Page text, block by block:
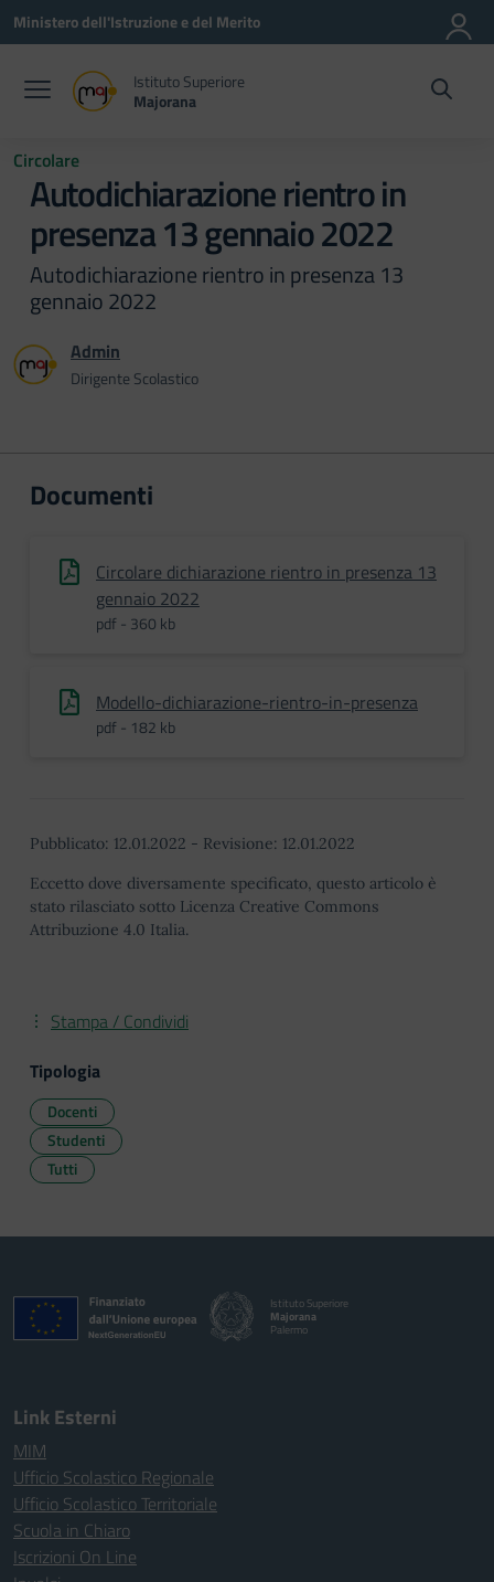
Vai ai contenuti
Vai al menu di navigazione
Vai al footer
Ministero dell'Istruzione e del Merito
Istituto Superiore
Majorana
Circolare
Autodichiarazione rientro in
presenza 13 gennaio 2022
Autodichiarazione rientro in presenza 13
gennaio 2022
Admin
Dirigente Scolastico
Documenti
Circolare dichiarazione rientro in presenza 13
gennaio 2022
pdf - 360 kb
Modello-dichiarazione-rientro-in-presenza
pdf - 182 kb
Pubblicato: 12.01.2022 - Revisione: 12.01.2022
Eccetto dove diversamente specificato, questo articolo è
stato rilasciato sotto Licenza Creative Commons
Attribuzione 4.0 Italia.
Stampa / Condividi
Tipologia
Docenti
Studenti
Tutti
Istituto Superiore
Majorana
Palermo
Link Esterni
MIM
Ufficio Scolastico Regionale
Ufficio Scolastico Territoriale
Scuola in Chiaro
Iscrizioni On Line